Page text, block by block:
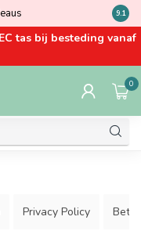
Kom
9.1
tas bij besteding vanaf
0
Privacy Policy